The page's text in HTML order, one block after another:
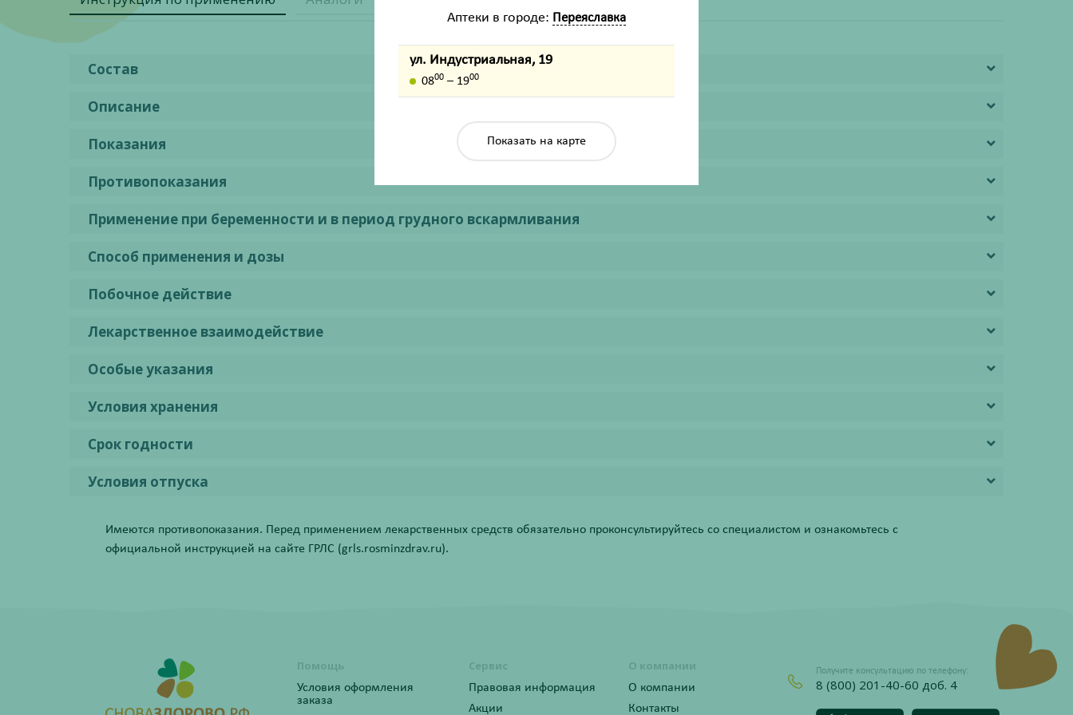
Состав
Описание
Показания
Противопоказания
Применение при беременности и в период грудного вскармливания
Способ применения и дозы
Побочное действие
Лекарственное взаимодействие
Особые указания
Условия хранения
Срок годности
Условия отпуска
Имеются противопоказания. Перед применением лекарственных средств обязательно проконсультируйтесь со специалистом и ознакомьтесь с
официальной инструкцией на сайте ГРЛС (grls.rosminzdrav.ru).
Помощь
Условия оформления
заказа
Сервис
Правовая информация
Акции
О компании
О компании
Контакты
Получите консультацию по телефону:
8 (800) 201-40-60 доб. 4
Аптеки в городе: Переяславка
ул. Индустриальная, 19
0800 – 1900
Показать на карте